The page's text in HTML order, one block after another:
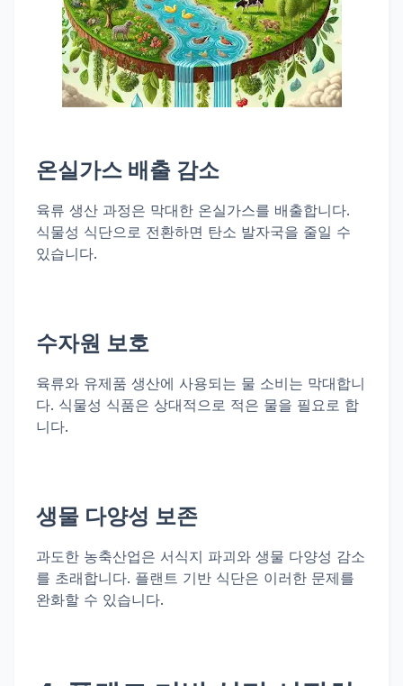
온실가스 배출 감소
육류 생산 과정은 막대한 온실가스를 배출합니다.
식물성 식단으로 전환하면 탄소 발자국을 줄일 수
있습니다.
수자원 보호
육류와 유제품 생산에 사용되는 물 소비는 막대합니
다. 식물성 식품은 상대적으로 적은 물을 필요로 합
니다.
생물 다양성 보존
과도한 농축산업은 서식지 파괴와 생물 다양성 감소
를 초래합니다. 플랜트 기반 식단은 이러한 문제를
완화할 수 있습니다.